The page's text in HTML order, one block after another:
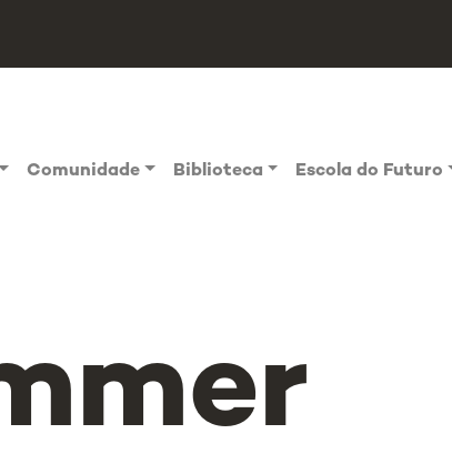
Comunidade Biblioteca Escola do Futuro